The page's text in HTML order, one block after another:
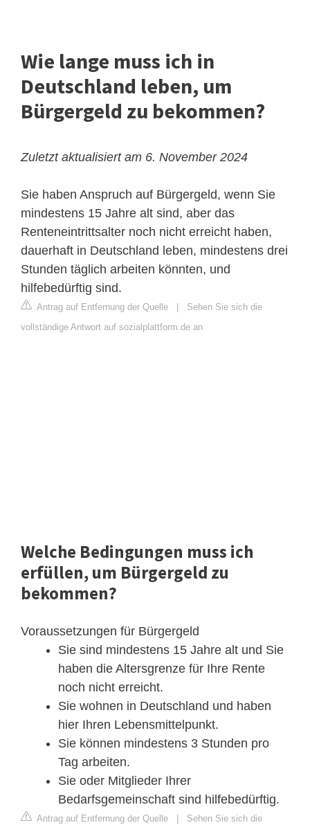
Wie lange muss ich in
Deutschland leben, um
Bürgergeld zu bekommen?
Zuletzt aktualisiert am 6. November 2024
Sie haben Anspruch auf Bürgergeld, wenn Sie
mindestens 15 Jahre alt sind, aber das
Renteneintrittsalter noch nicht erreicht haben,
dauerhaft in Deutschland leben, mindestens drei
Stunden täglich arbeiten könnten, und
hilfebedürftig sind.
Antrag auf Entfernung der Quelle
Sehen Sie sich die
vollständige Antwort auf sozialplattform.de an
Welche Bedingungen muss ich
erfüllen, um Bürgergeld zu
bekommen?
Voraussetzungen für Bürgergeld
Sie sind mindestens 15 Jahre alt und Sie
haben die Altersgrenze für Ihre Rente
noch nicht erreicht.
Sie wohnen in Deutschland und haben
hier Ihren Lebensmittelpunkt.
Sie können mindestens 3 Stunden pro
Tag arbeiten.
Sie oder Mitglieder Ihrer
Bedarfsgemeinschaft sind hilfebedürftig.
Antrag auf Entfernung der Quelle
Sehen Sie sich die